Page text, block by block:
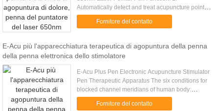
Automatically detect and treat acupuncture points.
2. Break through the acupuncture points and blood
vessels. 3. Relieve the ...
Fornitore del contatto
E-Acu più l'apparecchiatura terapeutica di agopuntura della penna
della penna elettronica dello stimolatore
E-Acu Plus Pen Electronic Acupuncture Stimulator
Pen Therapeutic Apparatus The six conditions for
blocked channel meridians of human body:
1.Numb:Gas can get through, but blood can not get
through. 2.Stiffness: ...
Fornitore del contatto